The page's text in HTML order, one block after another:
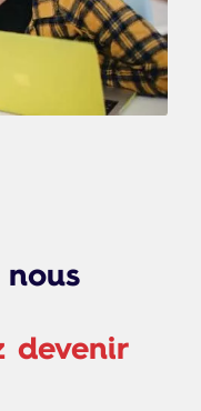
nous
devenir